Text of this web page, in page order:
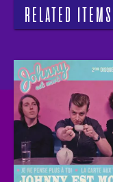
RELATED ITEMS